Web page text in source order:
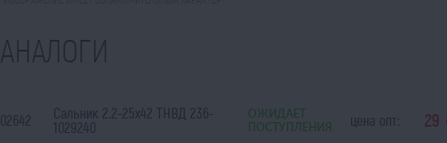
АНАЛОГИ
02642
Сальник 2.2-25х42 ТНВД 236-
1029240
ОЖИДАЕТ
ПОСТУПЛЕНИЯ
цена опт: 29